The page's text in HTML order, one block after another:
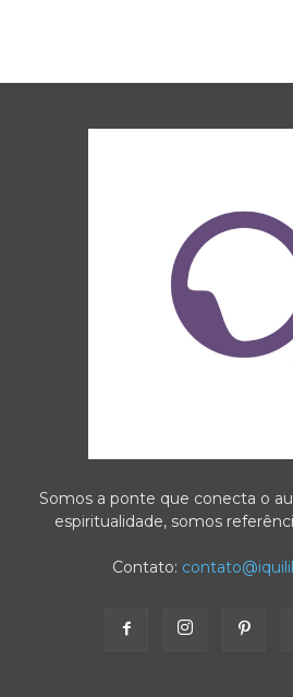
Somos a ponte que conecta o
espiritualidade, somos
Contato: